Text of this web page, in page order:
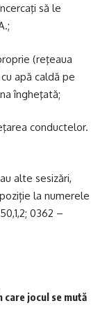
să le
(reţeaua
apă caldă pe
îngheţată;
conductelor.
alte sesizări,
la numerele
0362 –
care jocul se mută